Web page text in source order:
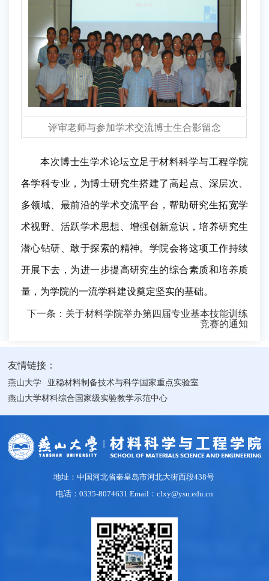
评审老师与参加学术交流博士生合影留念
本次博士生学术论坛立足于材料科学与工程学院
各学科专业，为博士研究生搭建了高起点、深层次、
多领域、最前沿的学术交流平台，帮助研究生拓宽学
术视野、活跃学术思想、增强创新意识，培养研究生
潜心钻研、敢于探索的精神。 学院会将这项工作持续
开展下去，为进一步提高研究生的综合素质和培养质
量 ，为学院的一流学科建设奠定坚实的基础。
下一条： 关于材料学院举办第四届专业基本技能训练
竞赛的通知
友情链接：
燕山大学
亚稳材料制备技术与科学国家重点实验室
燕山大学材料综合国家级实验教学示范中心
地址：中国河北省秦皇岛市河北大街西段438号
电话：0335-8074631 Email：clxy@ysu.edu.cn